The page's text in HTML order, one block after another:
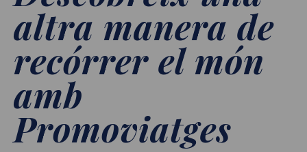
altra manera de
recórrer el món
amb
Promoviatges